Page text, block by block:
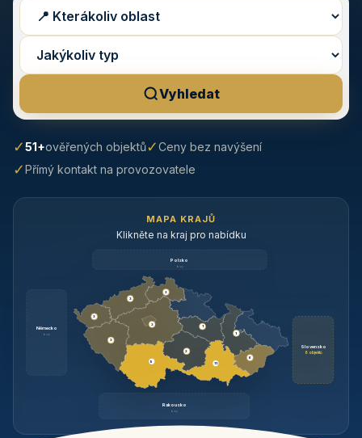
Vyhledat
✓51+ověřených objektů✓Ceny bez navýšení
✓Přímý kontakt na provozovatele
MAPA KRAJŮ
Klikněte na kraj pro nabídku
Polsko
brzy
Německo
brzy
Slovensko
6 objektů
Rakousko
brzy
3
9
3
3
3
3
1
2
11
1
6